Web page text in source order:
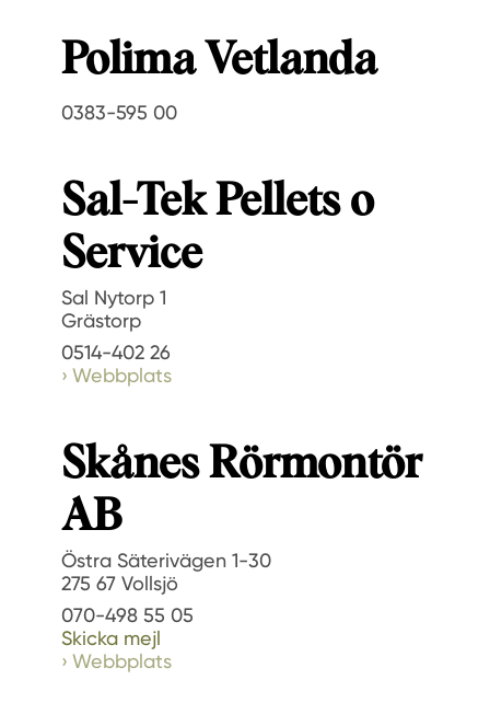
Polima Vetlanda
0383-595 00
Sal-Tek Pellets o
Service
Sal Nytorp 1
Grästorp
0514-402 26
Webbplats
Skånes Rörmontör
AB
Östra Säterivägen 1-30
275 67 Vollsjö
070-498 55 05
Skicka mejl
Webbplats